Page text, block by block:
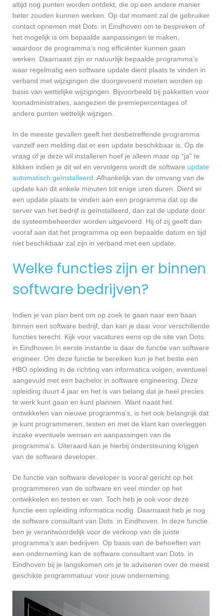
altijd nog punten worden ontdekt, die op een andere manier
beter zouden kunnen werken. Op dat moment zal de gebruiker
contact opnemen met Dots. in Eindhoven om te bespreken of
het mogelijk is om bepaalde aanpassingen te maken,
waardoor de programma’s nog efficiënter kunnen gaan
werken. Daarnaast zijn er natuurlijk bepaalde programma’s
waar regelmatig een software update dient plaats te vinden in
verband met wijzigingen die doorgevoerd moeten worden op
basis van wettelijke wijzigingen. Bijvoorbeeld bij pakketten voor
loonadministraties, aangezien de premiepercentages of
andere punten wettelijk wijzigen.
In de meeste gevallen geeft het desbetreffende programma
vanzelf een melding dat er een update beschikbaar is. Op de
vraag of je deze wil installeren hoef je alleen maar op “ja” te
klikken indien je dit wil en vervolgens wordt de software update
automatisch geïnstalleerd. Afhankelijk van de omvang van de
update kan dit enkele minuten tot enige uren duren. Dient er
een update plaats te vinden aan een programma dat op de
server van het bedrijf is geïnstalleerd, dan zal de update door
de systeembeheerder worden uitgevoerd. Hij of zij geeft dan
vooraf aan dat het programma op een bepaalde datum en tijd
niet beschikbaar zal zijn in verband met een update.
Welke functies zijn er binnen
software bedrijven?
Indien je van plan bent om op zoek te gaan naar een baan
binnen een software bedrijf, dan kan je daar voor verschillende
functies terecht. Kijk voor vacatures eens op de site van Dots.
in Eindhoven In eerste instantie is daar de functie van software
engineer. Om deze functie te bereiken kun je het beste een
HBO opleiding in de richting van informatica volgen, eventueel
aangevuld met een bachelor in software engineering. Deze
opleiding duurt 4 jaar en het is van belang dat je heel precies
te werk kunt gaan en kunt plannen. Want naast het
ontwikkelen van nieuwe programma’s, is het ook belangrijk dat
je kunt programmeren, testen en met de klant kan overleggen
inzake eventuele wensen en aanpassingen van de
programma’s. Uiteraard kan je hierbij ondersteuning krijgen
van de software developer.
De functie van software developer is vooral gericht op het
programmeren van de software en veel minder op het
ontwikkelen en testen er van. Toch heb je ook voor deze
functie een opleiding informatica nodig. Daarnaast heb je nog
de software consultant van Dots. in Eindhoven. In deze functie
ben je verantwoordelijk voor de verkoop van de juiste
programma’s aan bedrijven. Op basis van de behoeften van
een onderneming kan de software consultant van Dots. in
Eindhoven bij je langskomen om je te adviseren over de meest
geschikte programmatuur voor jouw onderneming.